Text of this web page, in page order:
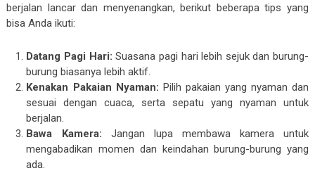
berjalan lancar dan menyenangkan, berikut beberapa tips yang
bisa Anda ikuti:
Datang Pagi Hari: Suasana pagi hari lebih sejuk dan burung-
burung biasanya lebih aktif.
Kenakan Pakaian Nyaman: Pilih pakaian yang nyaman dan
sesuai dengan cuaca, serta sepatu yang nyaman untuk
berjalan.
Bawa Kamera: Jangan lupa membawa kamera untuk
mengabadikan momen dan keindahan burung-burung yang
ada.